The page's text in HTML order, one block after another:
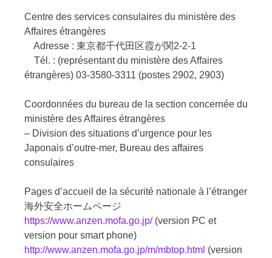
Centre des services consulaires du ministère des
Affaires étrangères
Adresse : 東京都千代田区霞が関2-2-1
Tél. : (représentant du ministère des Affaires
étrangères) 03-3580-3311 (postes 2902, 2903)
Coordonnées du bureau de la section concernée du
ministère des Affaires étrangères
– Division des situations d’urgence pour les
Japonais d’outre-mer, Bureau des affaires
consulaires
Pages d’accueil de la sécurité nationale à l’étranger
海外安全ホームページ
https://www.anzen.mofa.go.jp/(version PC et
version pour smart phone)
http://www.anzen.mofa.go.jp/m/mbtop.html (version